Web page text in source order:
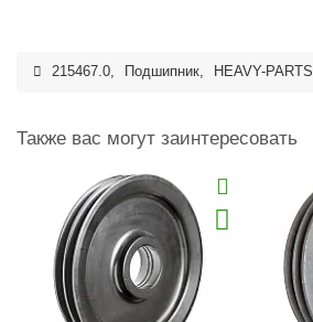
215467.0, Подшипник, HEAVY-PARTS
Также вас могут заинтересовать